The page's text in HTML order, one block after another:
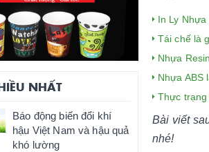
In Ly Nhựa
Tái chế là
Nhựa
Nhựa ABS
Thực trạng
Bài viết
nhé!
NHẤT
Báo động biến đổi khí
hậu Việt Nam và hậu quả
khó lường